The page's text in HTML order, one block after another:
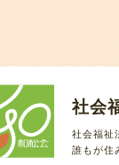
社会
社会福祉
誰もが住